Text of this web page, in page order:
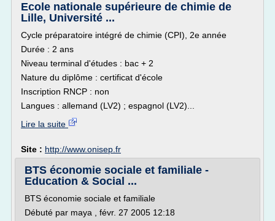
Ecole nationale supérieure de chimie de
Lille, Université ...
Cycle préparatoire intégré de chimie (CPI), 2e année
Durée : 2 ans
Niveau terminal d'études : bac + 2
Nature du diplôme : certificat d'école
Inscription RNCP : non
Langues : allemand (LV2) ; espagnol (LV2)...
Lire la suite
Site : http://www.onisep.fr
BTS économie sociale et familiale -
Education & Social ...
BTS économie sociale et familiale
Débuté par maya , févr. 27 2005 12:18